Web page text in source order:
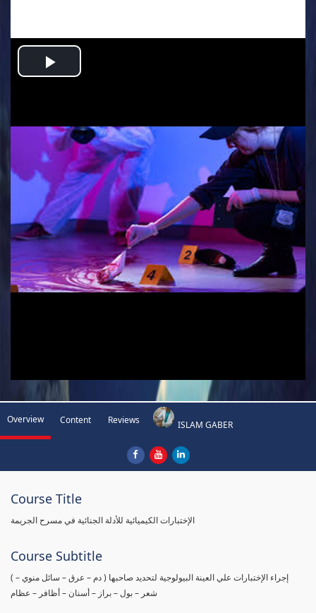
Play
Overview Content Reviews ISLAM GABER
Course Title
الإختبارات الكيميائية للأدلة الجنائية في مسرح الجريمة
Course Subtitle
( إجراء الإختبارات علي العينة البيولوجية لتحديد صاحبها ( دم – عرق – سائل منوي –
شعر – بول – براز – أسنان – أظافر – عظام